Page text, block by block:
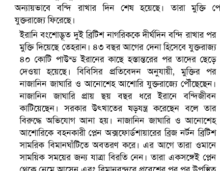
সৌদিতে ব্যাপক ধরপাকড়, এক সপ্তাহেই ২১ হাজারের বেশি
বৈষম্যবিরোধী ছাত্র আন্দোলনের সাধারণ সম্পাদকের পদত্যাগ
ইরানি বংশোদ্ভূত দুই ব্রিটিশ নাগরিককে দীর্ঘদিন বন্দি রাখার পর
মুক্তি দিয়েছে তেহরান। ৪৩ বছর আগের দেনা হিসেবে যুক্তরাজ্য
৪০ কোটি পাউন্ড ইরানের কাছে হস্তান্তরের পর তাদের ছেড়ে
দেওয়া হয়েছে। বিবিসির প্রতিবেদন অনুযায়ী, মুক্তির পর
নাজানিন জাঘারি ও আনোশেহ আশোরি যুক্তরাজ্যে পৌঁছেছেন।
নাজানিন জাঘারি প্রায় ছয় বছর ধরে ইরানে বন্দিজীবন
কাটিয়েছেন। সরকার উৎখাতের ষড়যন্ত্র করেছেন বলে তার
বিরুদ্ধে অভিযোগ আনা হয়। নাজানিন জাঘারি ও আনোশেহ
আশোরিকে বহনকারী প্লেন অক্সফোর্ডশায়ারের ব্রিজ নর্টন ব্রিটিশ
সামরিক বিমানঘাঁটিতে অবতরণ করে। এর আগে তারা ওমানে
সাময়িক সময়ের জন্য যাত্রা বিরতি নেন। তারা একসঙ্গেই প্লেন